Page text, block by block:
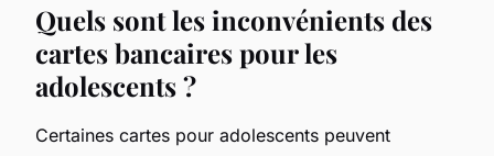
Quels sont les inconvénients des
cartes bancaires pour les
adolescents ?
Certaines cartes pour adolescents peuvent